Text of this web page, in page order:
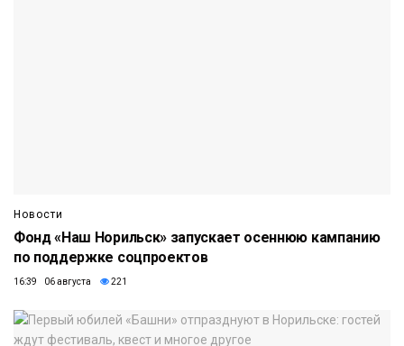
Новости
Фонд «Наш Норильск» запускает осеннюю кампанию
по поддержке соцпроектов
16:39 06 августа 221